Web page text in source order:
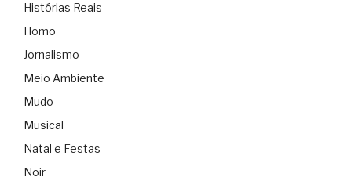
Histórias Reais
Homo
Jornalismo
Meio Ambiente
Mudo
Musical
Natal e Festas
Noir